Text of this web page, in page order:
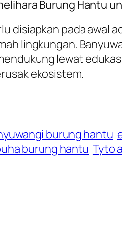
Burung Hantu
disiapkan pada awal
lingkungan.
lewat
ekosistem.
burung hantu
burung hantu Tyto